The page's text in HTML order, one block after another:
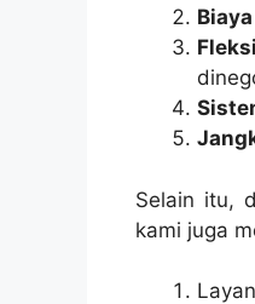
Selain itu,
kami juga